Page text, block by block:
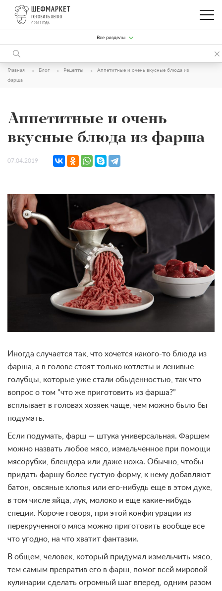
Все разделы
Главная Блог Рецепты
Аппетитные и очень вкусные блюда из
фарша
Аппетитные и очень
вкусные блюда из фарша
07.04.2019
Иногда случается так, что хочется какого-то блюда из
фарша, а в голове стоят только котлеты и ленивые
голубцы, которые уже стали обыденностью, так что
вопрос о том “что же приготовить из фарша?”
всплывает в головах хозяек чаще, чем можно было бы
подумать.
Если подумать, фарш — штука универсальная. Фаршем
можно назвать любое мясо, измельченное при помощи
мясорубки, блендера или даже ножа. Обычно, чтобы
придать фаршу более густую форму, к нему добавляют
батон, овсяные хлопья или его-нибудь еще в этом духе,
в том числе яйца, лук, молоко и еще какие-нибудь
специи. Короче говоря, при этой конфигурации из
перекрученного мяса можно приготовить вообще все
что угодно, на что хватит фантазии.
В общем, человек, который придумал измельчить мясо,
тем самым превратив его в фарш, помог всей мировой
кулинарии сделать огромный шаг вперед, одним разом